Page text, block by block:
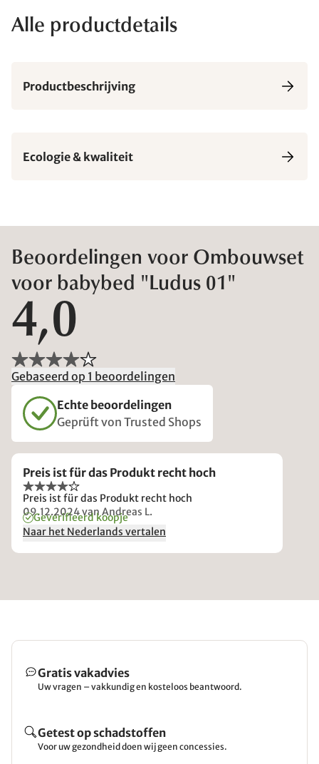
Alle productdetails
Productbeschrijving
Ecologie & kwaliteit
Beoordelingen voor Ombouwset
voor babybed "Ludus 01"
4,0
Gebaseerd op 1 beoordelingen
Echte beoordelingen
Geprüft von Trusted Shops
Preis ist für das Produkt recht hoch
Preis ist für das Produkt recht hoch
09.12.2024van Andreas L.
Geverifieerd koopje
Naar het Nederlands vertalen
Gratis vakadvies
Uw vragen – vakkundig en kosteloos beantwoord.
Getest op schadstoffen
Voor uw gezondheid doen wij geen concessies.